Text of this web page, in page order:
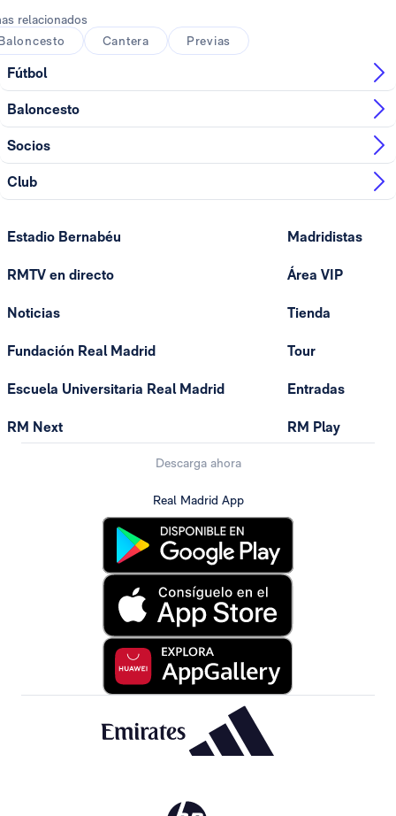
relacionados
Cantera Previas
Fútbol
Baloncesto
Socios
Club
Estadio Bernabéu
RMTV en directo
Noticias
Fundación Real Madrid
Escuela Universitaria Real Madrid
RM Next
Madridistas
Área VIP
Tienda
Tour
Entradas
RM Play
Descarga ahora
Real Madrid App